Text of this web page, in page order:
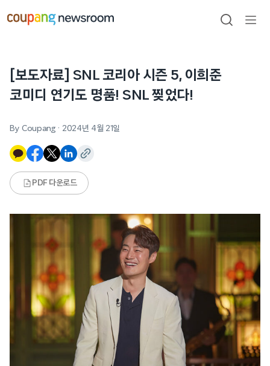
건너뛰기
검색
[보도자료] SNL 코리아 시즌 5, 이희준
코미디 연기도 명품! SNL 찢었다!
By Coupang · 2024년 4월 21일
PDF 다운로드